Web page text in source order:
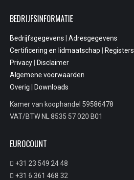
BEDRIJFSINFORMATIE
Bedrijfsgegevens
Adresgegevens
Certificering en lidmaatschap
Registers
Privacy
Disclaimer
Algemene voorwaarden
Overig
Downloads
Kamer van koophandel 59586478
VAT/BTW NL 8535 57 020 B01
EUROCOUNT
+31 23 549 24 48
+31 6 361 468 32